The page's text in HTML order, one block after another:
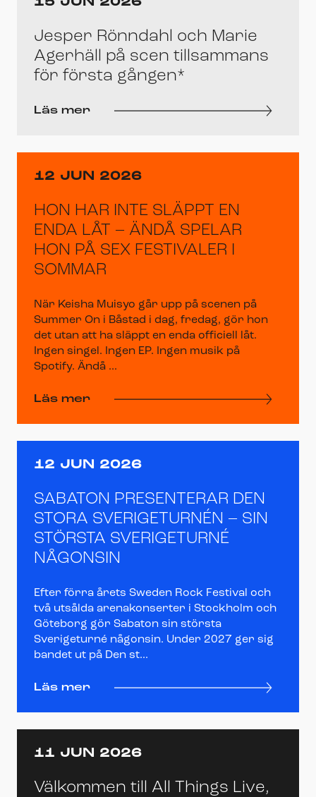
Jesper Rönndahl och Marie
Agerhäll på scen tillsammans
för första gången*
Läs mer
12 JUN 2026
HON HAR INTE SLÄPPT EN
ENDA LÅT – ÄNDÅ SPELAR
HON PÅ SEX FESTIVALER I
SOMMAR
När Keisha Muisyo går upp på scenen på
Summer On i Båstad i dag, fredag, gör hon
det utan att ha släppt en enda officiell låt.
Ingen singel. Ingen EP. Ingen musik på
Spotify. Ändå ...
Läs mer
12 JUN 2026
SABATON PRESENTERAR DEN
STORA SVERIGETURNÉN – SIN
STÖRSTA SVERIGETURNÉ
NÅGONSIN
Efter förra årets Sweden Rock Festival och
två utsålda arenakonserter i Stockholm och
Göteborg gör Sabaton sin största
Sverigeturné någonsin. Under 2027 ger sig
bandet ut på Den st...
Läs mer
11 JUN 2026
Välkommen till All Things Live,